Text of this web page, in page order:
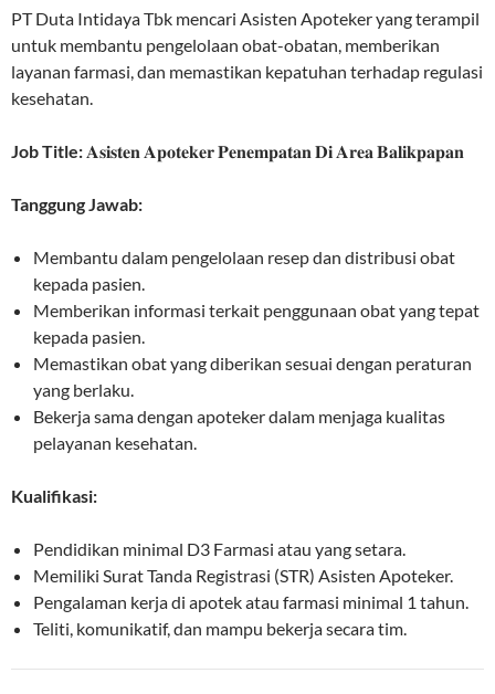
PT Duta Intidaya Tbk mencari Asisten Apoteker yang terampil
untuk membantu pengelolaan obat-obatan, memberikan
layanan farmasi, dan memastikan kepatuhan terhadap regulasi
kesehatan.
Job Title: 𝐀𝐬𝐢𝐬𝐭𝐞𝐧 𝐀𝐩𝐨𝐭𝐞𝐤𝐞𝐫 𝐏𝐞𝐧𝐞𝐦𝐩𝐚𝐭𝐚𝐧 𝐃𝐢 𝐀𝐫𝐞𝐚 𝐁𝐚𝐥𝐢𝐤𝐩𝐚𝐩𝐚𝐧
Tanggung Jawab:
Membantu dalam pengelolaan resep dan distribusi obat
kepada pasien.
Memberikan informasi terkait penggunaan obat yang tepat
kepada pasien.
Memastikan obat yang diberikan sesuai dengan peraturan
yang berlaku.
Bekerja sama dengan apoteker dalam menjaga kualitas
pelayanan kesehatan.
Kualifikasi:
Pendidikan minimal D3 Farmasi atau yang setara.
Memiliki Surat Tanda Registrasi (STR) Asisten Apoteker.
Pengalaman kerja di apotek atau farmasi minimal 1 tahun.
Teliti, komunikatif, dan mampu bekerja secara tim.